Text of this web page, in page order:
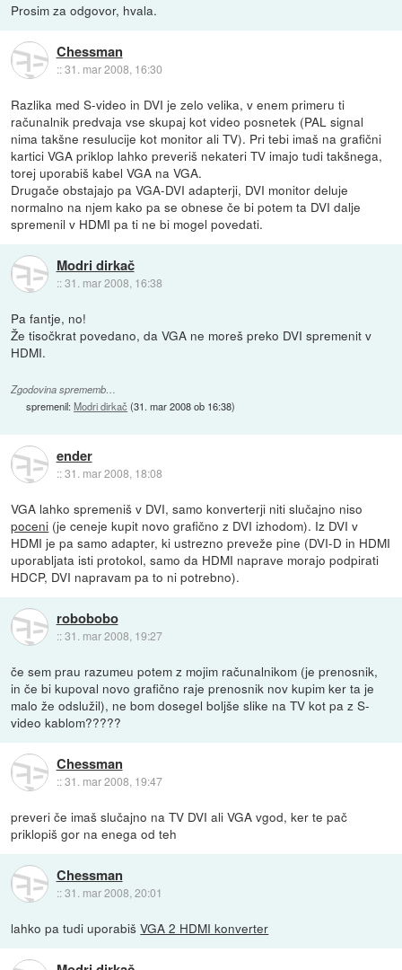
Prosim za odgovor, hvala.
Chessman
::31. mar 2008, 16:30
Razlika med S-video in DVI je zelo velika, v enem primeru ti
računalnik predvaja vse skupaj kot video posnetek (PAL signal
nima takšne resulucije kot monitor ali TV). Pri tebi imaš na grafični
kartici VGA priklop lahko preveriš nekateri TV imajo tudi takšnega,
torej uporabiš kabel VGA na VGA.
Drugače obstajajo pa VGA-DVI adapterji, DVI monitor deluje
normalno na njem kako pa se obnese če bi potem ta DVI dalje
spremenil v HDMI pa ti ne bi mogel povedati.
Modri dirkač
::31. mar 2008, 16:38
Pa fantje, no!
Že tisočkrat povedano, da VGA ne moreš preko DVI spremenit v
HDMI.
Zgodovina sprememb…
spremenil:Modri dirkač (31. mar 2008 ob 16:38)
ender
::31. mar 2008, 18:08
VGA lahko spremeniš v DVI, samo konverterji niti slučajno niso
poceni (je ceneje kupit novo grafično z DVI izhodom). Iz DVI v
HDMI je pa samo adapter, ki ustrezno preveže pine (DVI-D in HDMI
uporabljata isti protokol, samo da HDMI naprave morajo podpirati
HDCP, DVI napravam pa to ni potrebno).
robobobo
::31. mar 2008, 19:27
če sem prau razumeu potem z mojim računalnikom (je prenosnik,
in če bi kupoval novo grafično raje prenosnik nov kupim ker ta je
malo že odslužil), ne bom dosegel boljše slike na TV kot pa z S-
video kablom?????
Chessman
::31. mar 2008, 19:47
preveri če imaš slučajno na TV DVI ali VGA vgod, ker te pač
priklopiš gor na enega od teh
Chessman
::31. mar 2008, 20:01
lahko pa tudi uporabišVGA 2 HDMI konverter